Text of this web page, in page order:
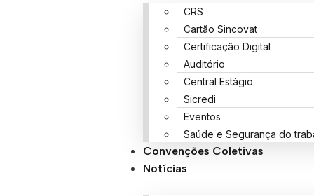
CRS
Cartão Sincovat
Certificação Digital
Auditório
Central Estágio
Sicredi
Eventos
Saúde e Segurança do
Convenções Coletivas
Notícias